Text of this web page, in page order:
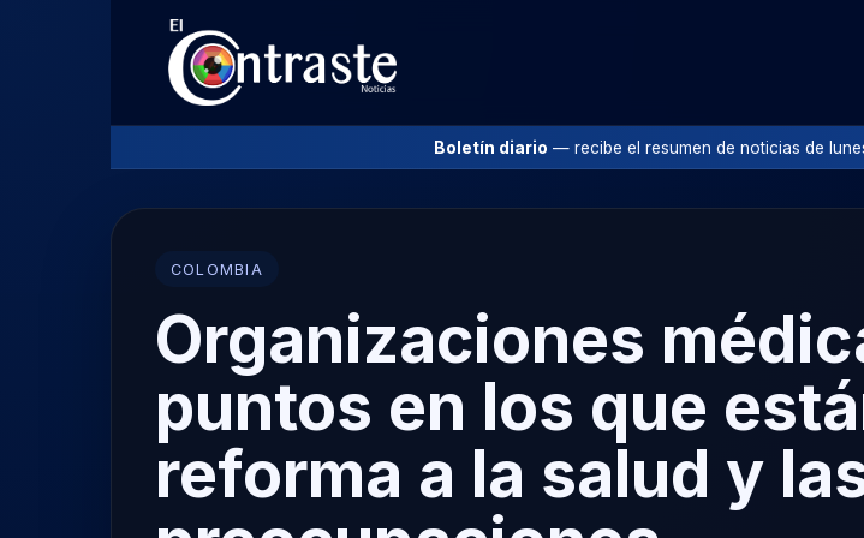
Boletín diario — recibe el resumen de noticias de
COLOMBIA
Organizaciones
puntos en los que
reforma a la salud y